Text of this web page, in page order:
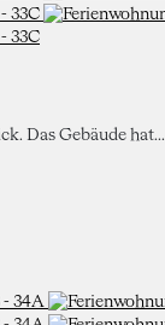
Das Gebäude hat...